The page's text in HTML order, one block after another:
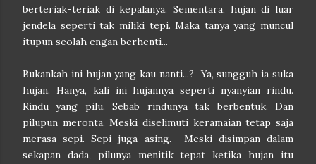
berteriak-teriak di kepalanya. Sementara, hujan di luar
jendela seperti tak miliki tepi. Maka tanya yang muncul
itupun seolah engan berhenti...
Bukankah ini hujan yang kau nanti...? Ya, sungguh ia suka
hujan. Hanya, kali ini hujannya seperti nyanyian rindu.
Rindu yang pilu. Sebab rindunya tak berbentuk. Dan
pilupun meronta. Meski diselimuti keramaian tetap saja
merasa sepi. Sepi juga asing. Meski disimpan dalam
sekapan dada, pilunya menitik tepat ketika hujan itu